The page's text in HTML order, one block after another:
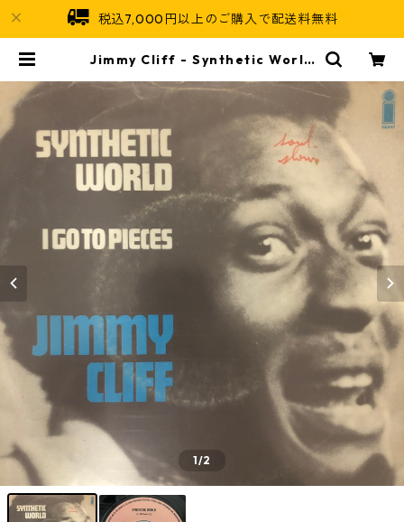
税込7,000円以上のご購入で配送料無料
Jimmy Cliff ‎- Synthetic World
1/2